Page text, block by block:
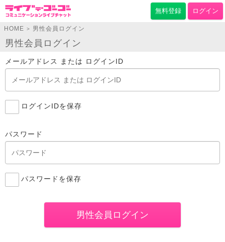
無料登録 ログイン
HOME > 男性会員ログイン
男性会員ログイン
メールアドレス または ログインID
ログインIDを保存
パスワード
パスワードを保存